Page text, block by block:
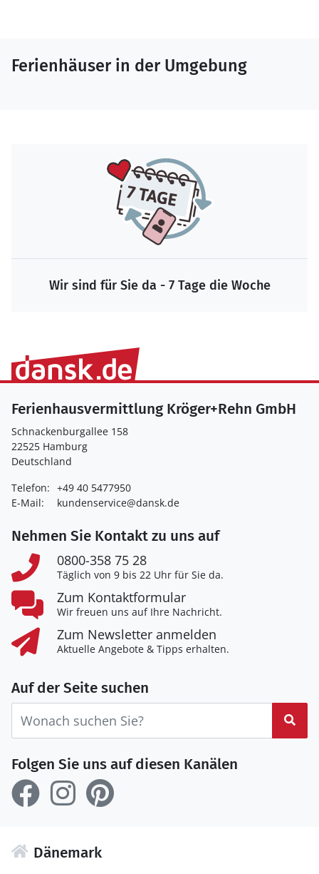
Ferienhäuser in der Umgebung
Wir sind für Sie da - 7 Tage die Woche
Ferienhausvermittlung Kröger+Rehn GmbH
Schnackenburgallee 158
22525 Hamburg
Deutschland
Telefon: +49 40 5477950
E-Mail:
kundenservice@dansk.de
Nehmen Sie Kontakt zu uns auf
0800-358 75 28
Täglich von 9 bis 22 Uhr für Sie da.
Zum Kontaktformular
Wir freuen uns auf Ihre Nachricht.
Zum Newsletter anmelden
Aktuelle Angebote & Tipps erhalten.
Auf der Seite suchen
Folgen Sie uns auf diesen Kanälen
Dänemark